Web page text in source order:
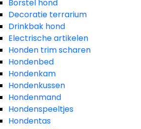
Borstel hond
Decoratie terrarium
Drinkbak hond
Electrische artikelen
Honden trim scharen
Hondenbed
Hondenkam
Hondenkussen
Hondenmand
Hondenspeeltjes
Hondentas